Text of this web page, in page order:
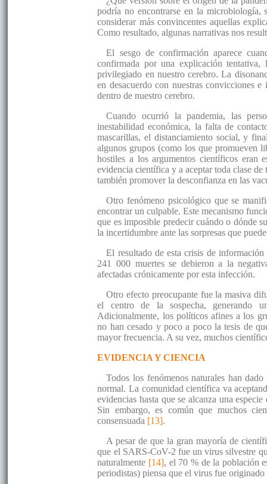
podría no encontrarse en la microbiología,
considerar más convincentes aquellas
Como resultado, algunas narrativas nos
El sesgo de confirmación aparece
confirmada por una explicación
privilegiado en nuestro cerebro. La
en desacuerdo con nuestras convicciones
dentro de nuestro cerebro.
Cuando ocurrió la pandemia, las
inestabilidad económica, la falta de
mascarillas, el distanciamiento social, y
algunos grupos (como los que promueven
hostiles a los argumentos científicos eran
evidencia científica y a aceptar toda clase
también promover la desconfianza en las
Otro fenómeno psicológico que se
encontrar un culpable. Este mecanismo
que es imposible predecir cuándo o dónde
la incertidumbre ante las sorpresas que
El resultado de esta crisis de
241 000 muertes se debieron a la
afectadas crónicamente por esta infección.
Otro efecto preocupante fue la masiva
el centro de la sospecha, generando
Adicionalmente, los políticos afines a los
no han cesado y poco a poco la tesis de
mayor frecuencia. A su vez, muchos
EVIDENCIA Y CIENCIA
Todos los fenómenos naturales han
normal. La comunidad científica va
evidencias hasta que se alcanza una
Sin embargo, es común que muchos
consensuada [13].
A pesar de que la gran mayoría de
que el SARS-CoV-2 fue un virus silvestre
naturalmente [14], el 70 % de la población
periodistas) piensa que el virus fue